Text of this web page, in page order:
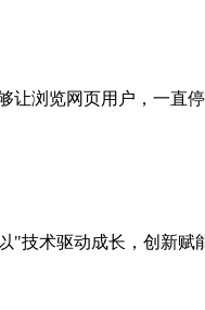
浏览网页用户，一直
"技术驱动成长，创新